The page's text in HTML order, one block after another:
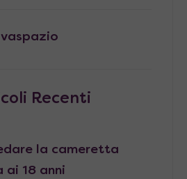
Recenti
la cameretta
ai 18 anni